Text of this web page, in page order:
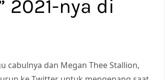
2021-nya di
cabulnya dan Megan Thee Stallion,